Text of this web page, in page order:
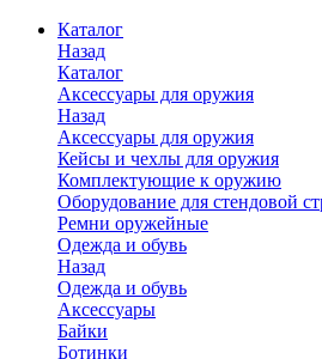
Каталог
Назад
Каталог
Аксессуары для оружия
Назад
Аксессуары для оружия
Кейсы и чехлы для оружия
Комплектующие к оружию
Оборудование для стендовой
Ремни оружейные
Одежда и обувь
Назад
Одежда и обувь
Аксессуары
Байки
Ботинки